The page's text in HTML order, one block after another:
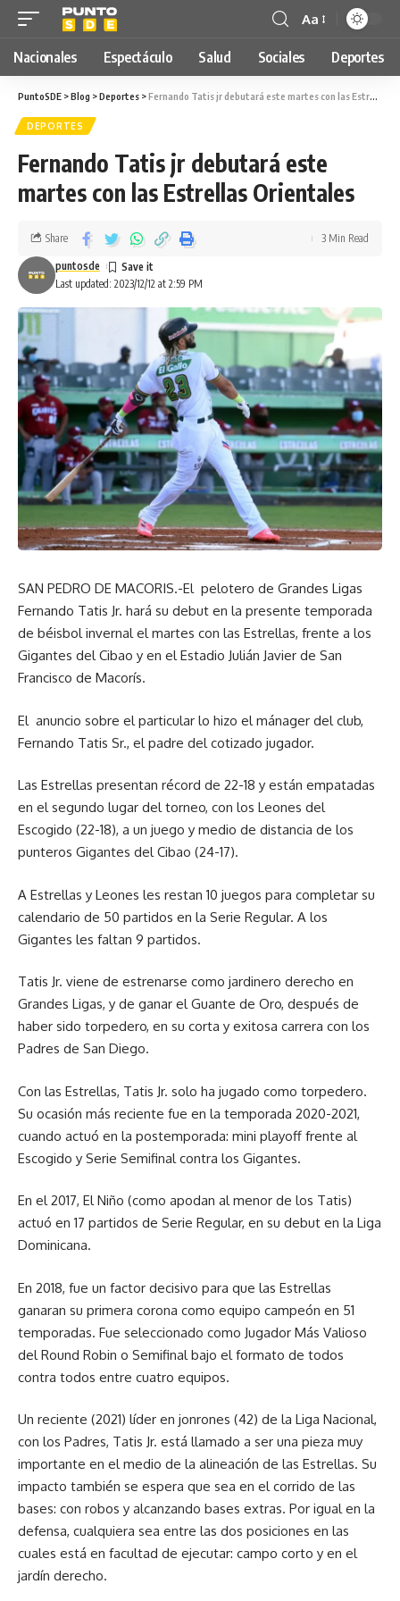
Aa
Nacionales Espectáculo Salud Sociales Deportes
PuntoSDE >Blog >Deportes >Fernando Tatis jr debutará este martes con las Estrellas Orientales
DEPORTES
Fernando Tatis jr debutará este
martes con las Estrellas Orientales
Last updated: 2023/12/12 at 2:59 PM
puntosde
Share 3 Min Read
SAN PEDRO DE MACORIS.-El pelotero de Grandes Ligas
Fernando Tatis Jr. hará su debut en la presente temporada
de béisbol invernal el martes con las Estrellas, frente a los
Gigantes del Cibao y en el Estadio Julián Javier de San
Francisco de Macorís.
El anuncio sobre el particular lo hizo el mánager del club,
Fernando Tatis Sr., el padre del cotizado jugador.
Las Estrellas presentan récord de 22-18 y están empatadas
en el segundo lugar del torneo, con los Leones del
Escogido (22-18), a un juego y medio de distancia de los
punteros Gigantes del Cibao (24-17).
A Estrellas y Leones les restan 10 juegos para completar su
calendario de 50 partidos en la Serie Regular. A los
Gigantes les faltan 9 partidos.
Tatis Jr. viene de estrenarse como jardinero derecho en
Grandes Ligas, y de ganar el Guante de Oro, después de
haber sido torpedero, en su corta y exitosa carrera con los
Padres de San Diego.
Con las Estrellas, Tatis Jr. solo ha jugado como torpedero.
Su ocasión más reciente fue en la temporada 2020-2021,
cuando actuó en la postemporada: mini playoff frente al
Escogido y Serie Semifinal contra los Gigantes.
En el 2017, El Niño (como apodan al menor de los Tatis)
actuó en 17 partidos de Serie Regular, en su debut en la Liga
Dominicana.
En 2018, fue un factor decisivo para que las Estrellas
ganaran su primera corona como equipo campeón en 51
temporadas. Fue seleccionado como Jugador Más Valioso
del Round Robin o Semifinal bajo el formato de todos
contra todos entre cuatro equipos.
Un reciente (2021) líder en jonrones (42) de la Liga Nacional,
con los Padres, Tatis Jr. está llamado a ser una pieza muy
importante en el medio de la alineación de las Estrellas. Su
impacto también se espera que sea en el corrido de las
bases: con robos y alcanzando bases extras. Por igual en la
defensa, cualquiera sea entre las dos posiciones en las
cuales está en facultad de ejecutar: campo corto y en el
jardín derecho.